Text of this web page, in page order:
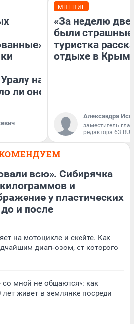
на
ли оно
МНЕНИЕ
«За неделю две
были
туристка
отдыхе в
Александра
заместитель
редактора 63.RU
всю». Сибирячка
и
у пластических
и после
на мотоцикле и скейте. Как
диагнозом, от которого
со мной не общаются»: как
живет в землянке посреди